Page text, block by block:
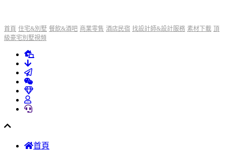
首頁 住宅&別墅 餐飲&酒吧 商業零售 酒店民宿 找設計師&設計服務 素材下載 頂
級豪宅別墅視頻
首頁